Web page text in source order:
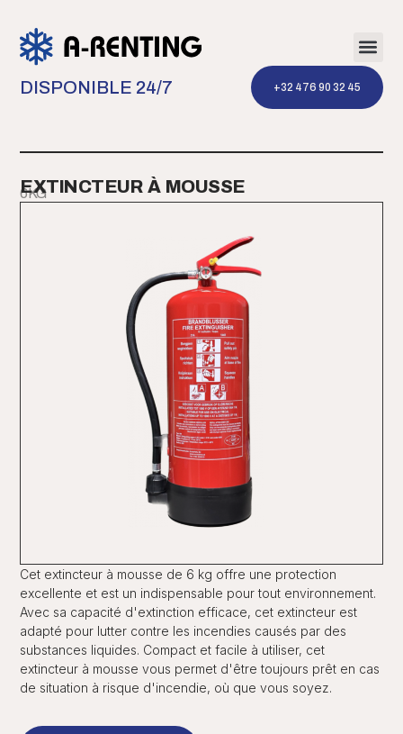
DISPONIBLE 24/7 ‭+32 476 90 32 45‬
EXTINCTEUR À MOUSSE
6KG
Cet extincteur à mousse de 6 kg offre une protection
excellente et est un indispensable pour tout environnement.
Avec sa capacité d'extinction efficace, cet extincteur est
adapté pour lutter contre les incendies causés par des
substances liquides. Compact et facile à utiliser, cet
extincteur à mousse vous permet d'être toujours prêt en cas
de situation à risque d'incendie, où que vous soyez.